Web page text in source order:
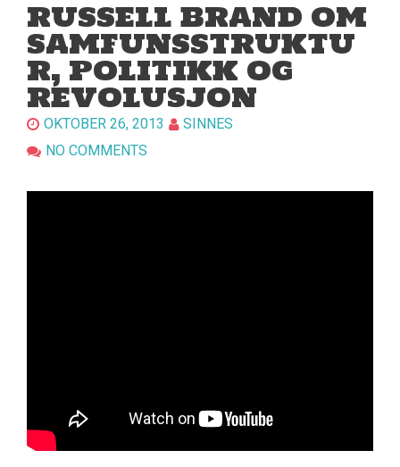
RUSSELL BRAND OM
SAMFUNSSTRUKTU
R, POLITIKK OG
REVOLUSJON
OKTOBER 26, 2013
SINNES
NO COMMENTS